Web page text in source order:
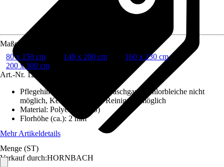
Verkauf durch:HORNBACH
Maße (BxL)
80 x 150 cm
140 x 200 cm
160 x 230 cm
200 x 300 cm
Art.-Nr. 12080989
Pflegehinweis
30°C Schonwaschgang, Chlorbleiche nicht
möglich, Keine chemische Reinigung möglich
Material: Polyester (PES)
Florhöhe (ca.): 2 mm
Mehr Artikeldetails
Menge (ST)